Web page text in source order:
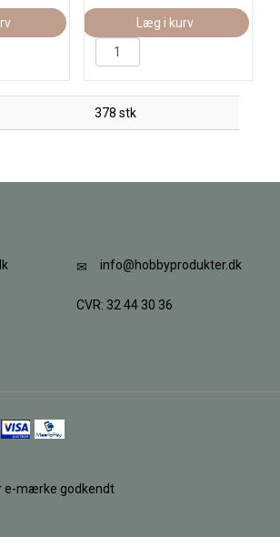
Læg i kurv
378 stk
info@hobbyprodukter.dk
CVR: 32 44 30 36
e-mærke godkendt